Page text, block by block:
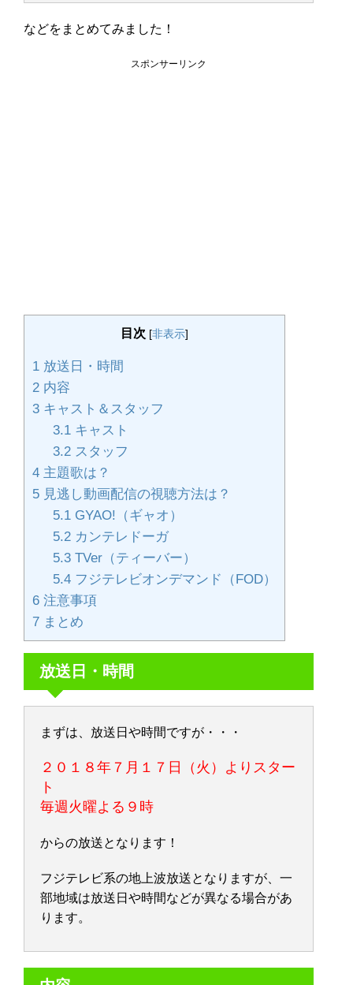
などをまとめてみました！
スポンサーリンク
目次 [非表示]
1 放送日・時間
2 内容
3 キャスト＆スタッフ
3.1キャスト
3.2スタッフ
4 主題歌は？
5 見逃し動画配信の視聴方法は？
5.1GYAO!（ギャオ）
5.2カンテレドーガ
5.3TVer（ティーバー）
5.4フジテレビオンデマンド（FOD）
6 注意事項
7 まとめ
放送日・時間
まずは、放送日や時間ですが・・・
２０１８年７月１７日（火）よりスター
ト
毎週火曜よる９時
からの放送となります！
フジテレビ系の地上波放送となりますが、一
部地域は放送日や時間などが異なる場合があ
ります。